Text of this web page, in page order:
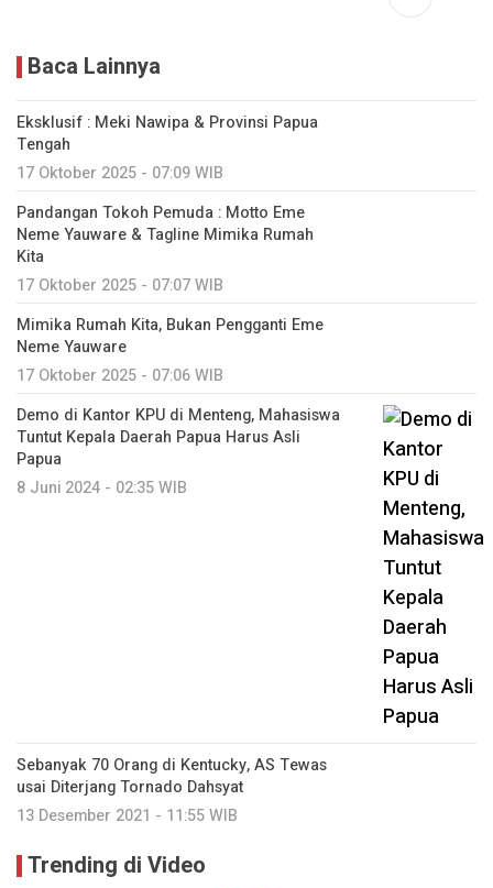
Baca Lainnya
Eksklusif : Meki Nawipa & Provinsi Papua
Tengah
17 Oktober 2025 - 07:09 WIB
Pandangan Tokoh Pemuda : Motto Eme
Neme Yauware & Tagline Mimika Rumah
Kita
17 Oktober 2025 - 07:07 WIB
Mimika Rumah Kita, Bukan Pengganti Eme
Neme Yauware
17 Oktober 2025 - 07:06 WIB
Demo di Kantor KPU di Menteng, Mahasiswa
Tuntut Kepala Daerah Papua Harus Asli
Papua
8 Juni 2024 - 02:35 WIB
Sebanyak 70 Orang di Kentucky, AS Tewas
usai Diterjang Tornado Dahsyat
13 Desember 2021 - 11:55 WIB
Trending di Video